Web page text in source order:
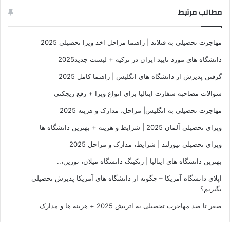
مطالب مرتبط
مهاجرت تحصیلی به فنلاند | راهنما مراحل اخذ ویزا تحصیلی 2025
دانشگاه های مورد تایید ایران در ترکیه + لیست جدید2025
گرفتن پذیرش از دانشگاه های انگلیس | راهنما کامل 2025
سوالات مصاحبه سفارت ایتالیا برای انواع ویزا + رفع ریجکتی
مهاجرت تحصیلی به انگلیس| مراحل، مدارک و هزینه 2025
ویزای تحصیلی آلمان 2025 | شرایط و هزینه + بهترین دانشگاه ها
ویزای تحصیلی نیوزلند | شرایط، مدارک و مراحل 2025
بهترین دانشگاه های ایتالیا | رنکینگ دانشگاه میلان، تورین،..
اپلای دانشگاه آمریکا – چگونه از دانشگاه های آمریکا پذیرش تحصیلی
بگیریم؟
صفر تا صد مهاجرت تحصیلی به اتریش 2025 + هزینه ها و مدارک